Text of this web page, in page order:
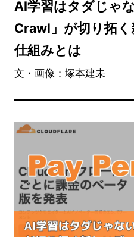
AI学習はタダじゃ
Crawl」が切り拓
仕組みとは
文・画像：塚本建未